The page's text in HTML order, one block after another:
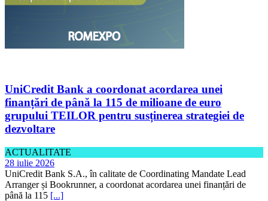
UniCredit Bank a coordonat acordarea unei
finanțări de până la 115 de milioane de euro
grupului TEILOR pentru susținerea strategiei de
dezvoltare
ACTUALITATE
28 iulie 2026
UniCredit Bank S.A., în calitate de Coordinating Mandate Lead
Arranger și Bookrunner, a coordonat acordarea unei finanțări de
până la 115 [...]